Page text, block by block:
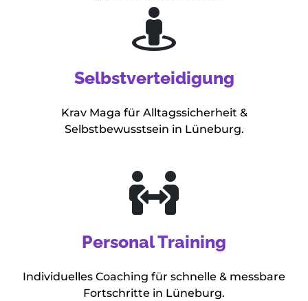
Selbstverteidigung
Krav Maga für Alltagssicherheit &
Selbstbewusstsein in Lüneburg.
Personal Training
Individuelles Coaching für schnelle & messbare
Fortschritte in Lüneburg.